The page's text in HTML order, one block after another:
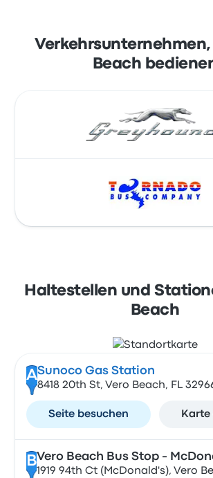
Verkehrsunternehmen,
Beach
Haltestellen und
Beach
ASunoco Gas Station
8418 20th St, Vero Beach, FL
Seite besuchen Karte
BVero Beach Bus Stop -
1919 94th Ct (McDonald's), Vero